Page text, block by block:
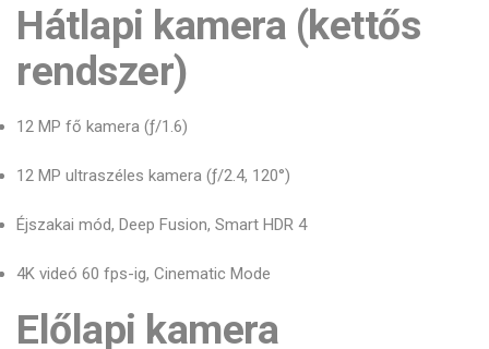
Hátlapi kamera (kettős
rendszer)
12 MP fő kamera (ƒ/1.6)
12 MP ultraszéles kamera (ƒ/2.4, 120°)
Éjszakai mód, Deep Fusion, Smart HDR 4
4K videó 60 fps-ig, Cinematic Mode
Előlapi kamera